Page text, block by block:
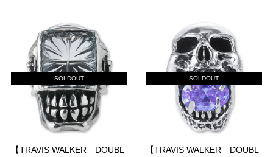
SOLDOUT
【TRAVIS WALKER DOUBL
SOLDOUT
【TRAVIS WALKER DOUBL